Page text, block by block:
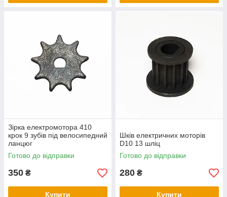
Зірка електромотора 410
крок 9 зубів під велосипедний
ланцюг
Готово до відправки
350 ₴
Купити
Шків електричних моторів
D10 13 шліц
Готово до відправки
280 ₴
Купити